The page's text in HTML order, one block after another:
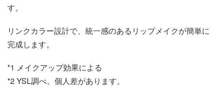
す。
リンクカラー設計で、統一感のあるリップメイクが簡単に
完成します。
*1 メイクアップ効果による
*2 YSL調べ。個人差があります。